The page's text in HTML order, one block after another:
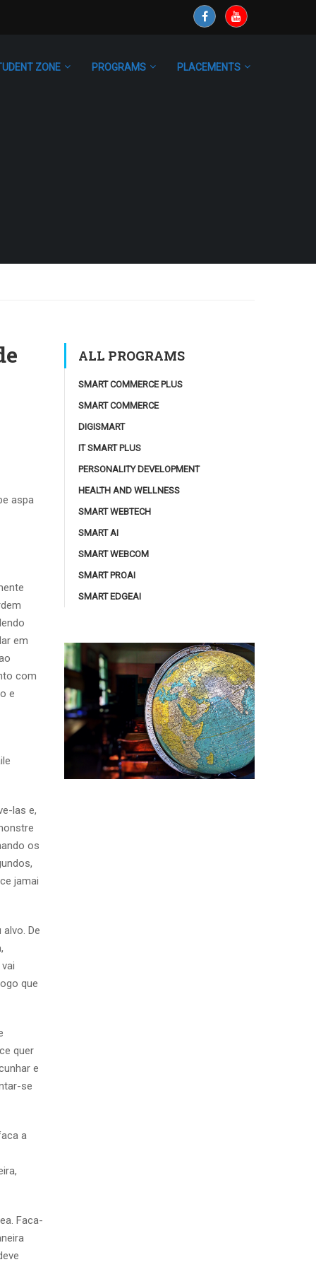
ZONE PROGRAMS PLACEMENTS
aspa
em
com
e
las e,
os
jamai
De
que
quer
e
se
a
Faca-
ALL PROGRAMS
SMART COMMERCE PLUS
SMART COMMERCE
DIGISMART
IT SMART PLUS
PERSONALITY DEVELOPMENT
HEALTH AND WELLNESS
SMART WEBTECH
SMART AI
SMART WEBCOM
SMART PROAI
SMART EDGEAI